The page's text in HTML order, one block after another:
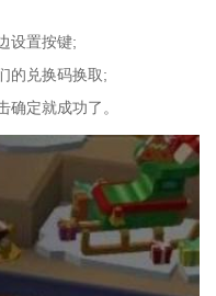
设置按键;
兑换码换取;
定就成功了。